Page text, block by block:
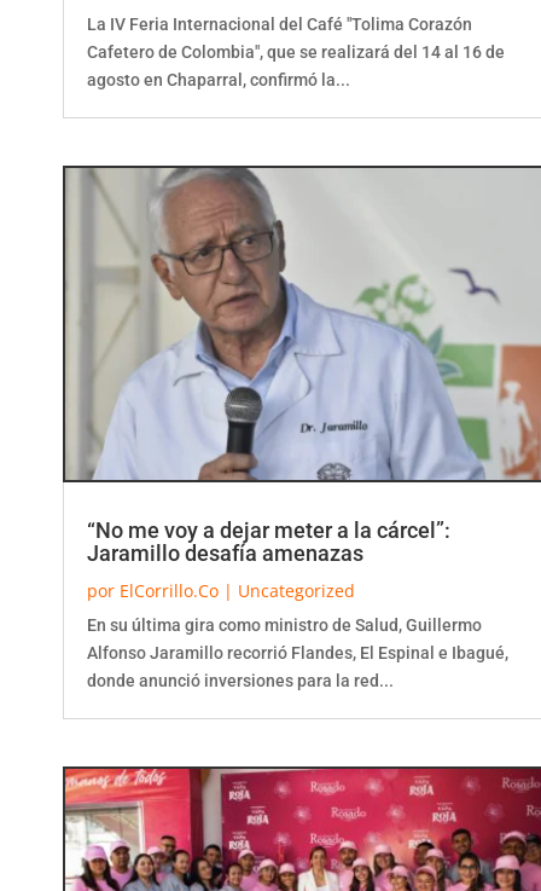
La IV Feria Internacional del Café "Tolima Corazón
Cafetero de Colombia", que se realizará del 14 al 16 de
agosto en Chaparral, confirmó la...
“No me voy a dejar meter a la cárcel”:
Jaramillo desafía amenazas
por ElCorrillo.Co | Uncategorized
En su última gira como ministro de Salud, Guillermo
Alfonso Jaramillo recorrió Flandes, El Espinal e Ibagué,
donde anunció inversiones para la red...